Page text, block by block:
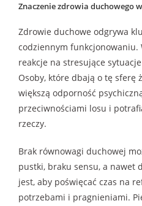
Znaczenie zdrowia duchowego
Zdrowie duchowe odgrywa
codziennym funkcjonowaniu.
reakcje na stresujące
Osoby, które dbają o tę sferę
większą odporność
przeciwnościami losu i
rzeczy.
Brak równowagi duchowej
pustki, braku sensu, a nawet
jest, aby poświęcać czas na
potrzebami i pragnieniami.